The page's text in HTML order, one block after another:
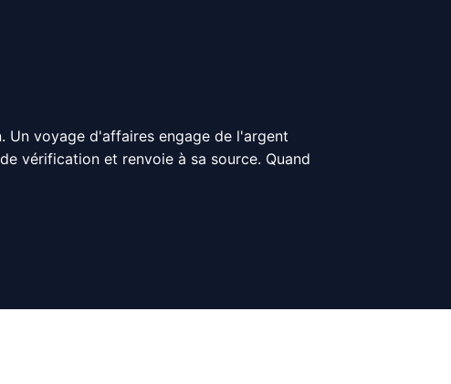
Un voyage d'affaires engage de l'argent
vérification et renvoie à sa source. Quand